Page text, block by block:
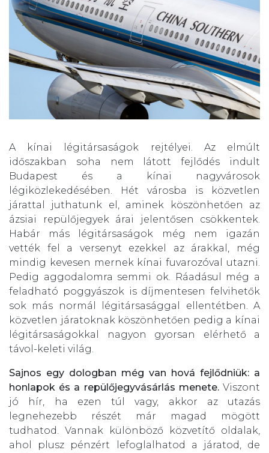
A kínai légitársaságok rejtélyei. Az elmúlt
időszakban soha nem látott fejlődés indult
Budapest és a kínai nagyvárosok
légiközlekedésében. Hét városba is közvetlen
járattal juthatunk el, aminek köszönhetően az
ázsiai repülőjegyek árai jelentősen csökkentek.
Habár más légitársaságok még nem igazán
vették fel a versenyt ezekkel az árakkal, még
mindig kevesen mernek kínai fuvarozóval utazni.
Pedig aggodalomra semmi ok. Ráadásul még a
feladható poggyászok is díjmentesen felvihetők
sok más normál légitársasággal ellentétben. A
közvetlen járatoknak köszönhetően pedig a kínai
légitársaságokkal nagyon gyorsan elérhető a
távol-keleti világ.
Sajnos egy dologban még van hová fejlődniük: a
honlapok és a repülőjegyvásárlás menete.Viszont
jó hír, ha ezen túl vagy, akkor az utazás
legnehezebb részét már magad mögött
tudhatod. Vannak különböző közvetítő oldalak,
ahol plusz pénzért lefoglalhatod a járatod, de